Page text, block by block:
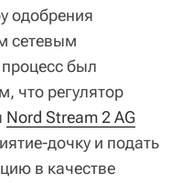
одобрения
сетевым
процесс был
что регулятор
Nord Stream 2 AG
дочку и подать
в качестве